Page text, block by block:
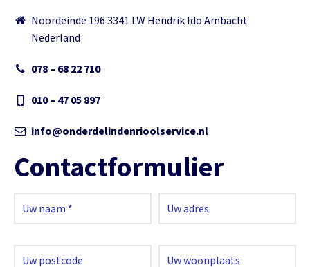
Noordeinde 196 3341 LW Hendrik Ido Ambacht
Nederland
078 – 68 22 710
010 – 47 05 897
info@onderdelindenrioolservice.nl
Contactformulier